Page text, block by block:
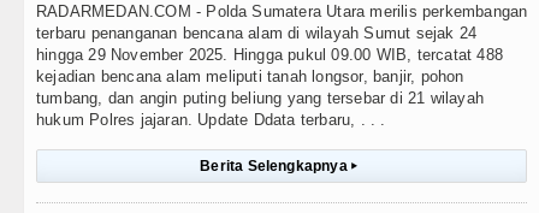
RADARMEDAN.COM - Polda Sumatera Utara merilis perkembangan
terbaru penanganan bencana alam di wilayah Sumut sejak 24
hingga 29 November 2025. Hingga pukul 09.00 WIB, tercatat 488
kejadian bencana alam meliputi tanah longsor, banjir, pohon
tumbang, dan angin puting beliung yang tersebar di 21 wilayah
hukum Polres jajaran. Update Ddata terbaru, . . .
Berita Selengkapnya ▸